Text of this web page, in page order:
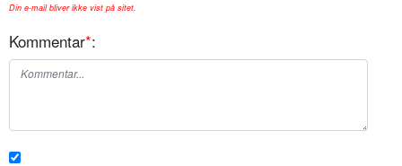
Din e-mail bliver ikke vist på sitet.
Kommentar*: